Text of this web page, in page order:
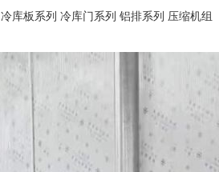
冷库板系列 冷库门系列 铝排系列 压缩机组